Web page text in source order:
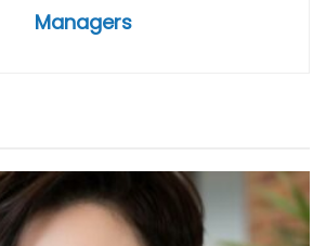
Managers